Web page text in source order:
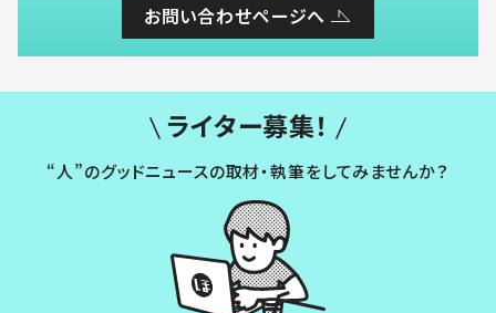
お問い合わせページへ
ライター募集！
“人”のグッドニュースの取材・執筆をしてみませんか？